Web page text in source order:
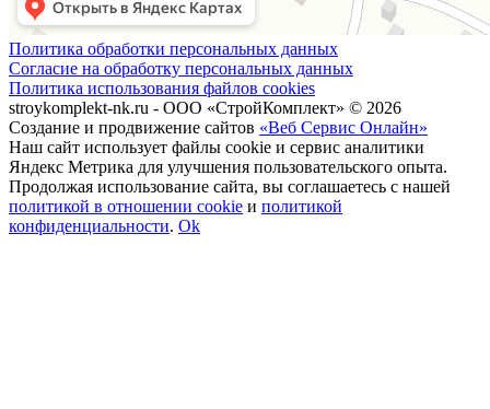
Политика обработки персональных данных
Согласие на обработку персональных данных
Политика использования файлов cookies
stroykomplekt-nk.ru - ООО «СтройКомплект» © 2026
Создание и продвижение сайтов «Веб Сервис Онлайн»
Наш сайт использует файлы cookie и сервис аналитики
Яндекс Метрика для улучшения пользовательского опыта.
Продолжая использование сайта, вы соглашаетесь с нашей
политикой в отношении cookie и политикой
конфиденциальности. Ok